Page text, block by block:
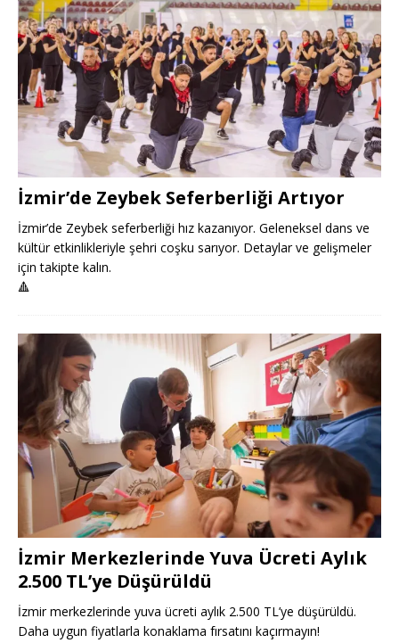
İzmir’de Zeybek Seferberliği Artıyor
İzmir’de Zeybek seferberliği hız kazanıyor. Geleneksel dans ve
kültür etkinlikleriyle şehri coşku sarıyor. Detaylar ve gelişmeler
için takipte kalın.
🔺
İzmir Merkezlerinde Yuva Ücreti Aylık
2.500 TL’ye Düşürüldü
İzmir merkezlerinde yuva ücreti aylık 2.500 TL’ye düşürüldü.
Daha uygun fiyatlarla konaklama fırsatını kaçırmayın!